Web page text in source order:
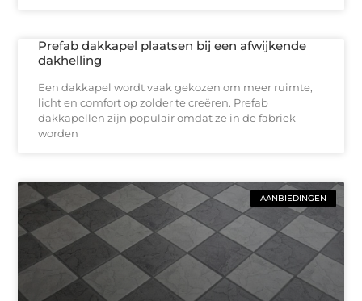
Prefab dakkapel plaatsen bij een afwijkende
dakhelling
Een dakkapel wordt vaak gekozen om meer ruimte,
licht en comfort op zolder te creëren. Prefab
dakkapellen zijn populair omdat ze in de fabriek
worden
AANBIEDINGEN